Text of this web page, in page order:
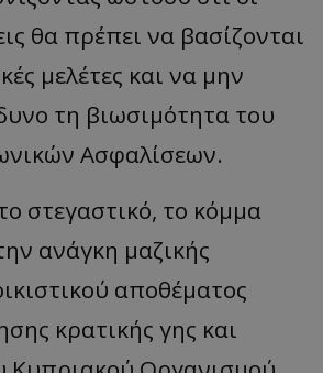
θα πρέπει να βασίζονται
μελέτες και να μην
τη βιωσιμότητα του
Ασφαλίσεων.
στεγαστικό, το κόμμα
ανάγκη μαζικής
αποθέματος
κρατικής γης και